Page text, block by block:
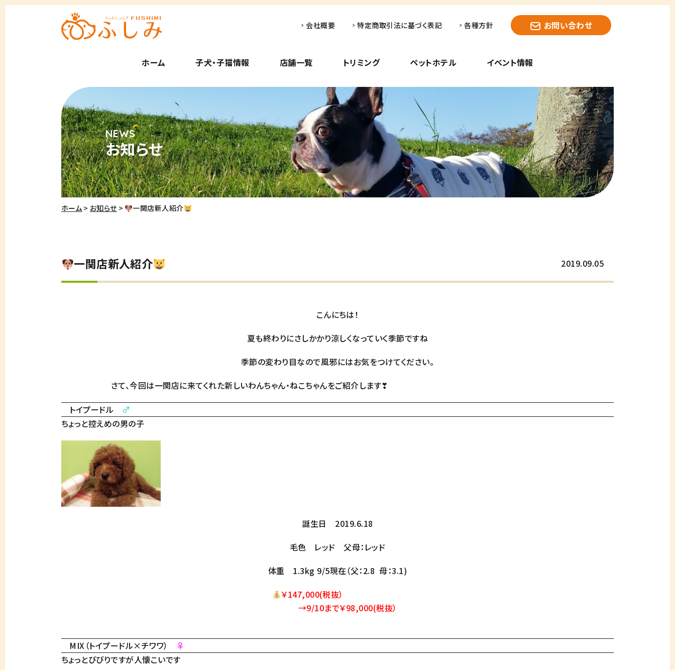
ホーム 子犬・子猫情報 店舗一覧 トリミング ペットホテル イベント情報
会社概要 特定商取引法に基づく表記 各種方針 お問い合わせ
お知らせ
ホーム お知らせ 一関店新人紹介
2019.09.05
一関店新人紹介
こんにちは！
夏も終わりにさしかかり涼しくなっていく季節ですね
季節の変わり目なので風邪にはお気をつけてください。
さて、今回は一関店に来てくれた新しいわんちゃん・ねこちゃんをご紹介します❣
トイプードル ♂
ちょっと控えめの男の子
誕生日 2019.6.18
毛色 レッド 父母：レッド
体重 1.3kg 9/5現在（父：2.8 母：3.1)
￥147,000(税抜）
→9/10まで￥98,000(税抜）
MIX（トイプードル×チワワ） ♀
ちょっとびびりですが人懐こいです